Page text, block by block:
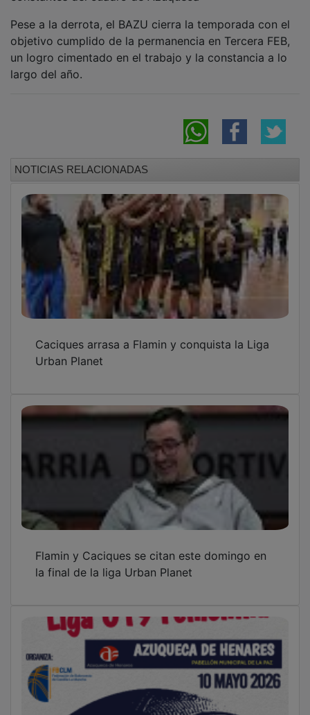
objetivo cumplido de la permanencia en Tercera FEB,
un logro cimentado en el trabajo y la constancia a lo
largo del año.
Urban Planet
la final de la liga Urban Planet